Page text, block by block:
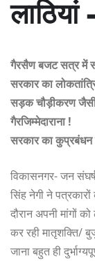
गैरसैण बजट सत्र में
सरकार का
सड़क चौड़ीकरण जैसी
गैरजिम्मेदाराना !
सरकार का कुप्रबंधन
विकासनगर- जन संघर्ष
सिंह नेगी ने
दौरान अपनी मांगों
कर रही मातृशक्ति/
जाना बहुत ही